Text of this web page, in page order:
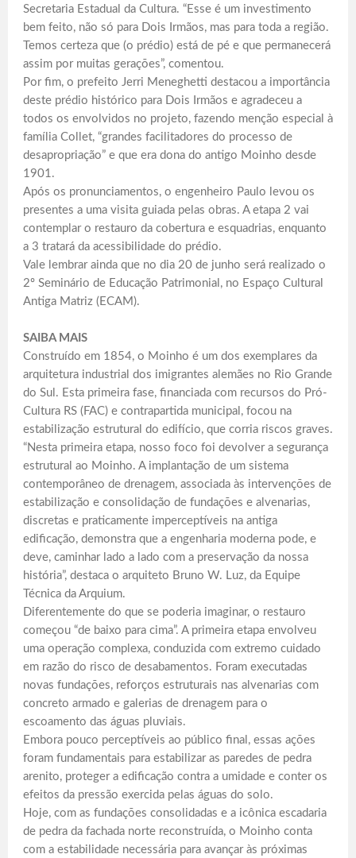
Secretaria Estadual da Cultura. “Esse é um investimento
bem feito, não só para Dois Irmãos, mas para toda a região.
Temos certeza que (o prédio) está de pé e que permanecerá
assim por muitas gerações”, comentou.
Por fim, o prefeito Jerri Meneghetti destacou a importância
deste prédio histórico para Dois Irmãos e agradeceu a
todos os envolvidos no projeto, fazendo menção especial à
família Collet, “grandes facilitadores do processo de
desapropriação” e que era dona do antigo Moinho desde
1901.
Após os pronunciamentos, o engenheiro Paulo levou os
presentes a uma visita guiada pelas obras. A etapa 2 vai
contemplar o restauro da cobertura e esquadrias, enquanto
a 3 tratará da acessibilidade do prédio.
Vale lembrar ainda que no dia 20 de junho será realizado o
2º Seminário de Educação Patrimonial, no Espaço Cultural
Antiga Matriz (ECAM).
SAIBA MAIS
Construído em 1854, o Moinho é um dos exemplares da
arquitetura industrial dos imigrantes alemães no Rio Grande
do Sul. Esta primeira fase, financiada com recursos do Pró-
Cultura RS (FAC) e contrapartida municipal, focou na
estabilização estrutural do edifício, que corria riscos graves.
“Nesta primeira etapa, nosso foco foi devolver a segurança
estrutural ao Moinho. A implantação de um sistema
contemporâneo de drenagem, associada às intervenções de
estabilização e consolidação de fundações e alvenarias,
discretas e praticamente imperceptíveis na antiga
edificação, demonstra que a engenharia moderna pode, e
deve, caminhar lado a lado com a preservação da nossa
história”, destaca o arquiteto Bruno W. Luz, da Equipe
Técnica da Arquium.
Diferentemente do que se poderia imaginar, o restauro
começou “de baixo para cima”. A primeira etapa envolveu
uma operação complexa, conduzida com extremo cuidado
em razão do risco de desabamentos. Foram executadas
novas fundações, reforços estruturais nas alvenarias com
concreto armado e galerias de drenagem para o
escoamento das águas pluviais.
Embora pouco perceptíveis ao público final, essas ações
foram fundamentais para estabilizar as paredes de pedra
arenito, proteger a edificação contra a umidade e conter os
efeitos da pressão exercida pelas águas do solo.
Hoje, com as fundações consolidadas e a icônica escadaria
de pedra da fachada norte reconstruída, o Moinho conta
com a estabilidade necessária para avançar às próximas